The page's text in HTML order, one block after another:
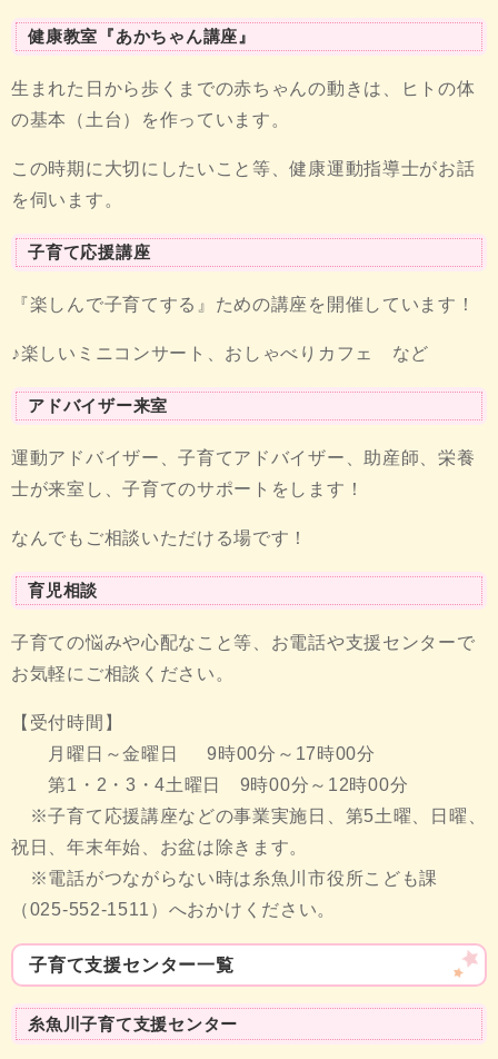
健康教室『あかちゃん講座』
生まれた日から歩くまでの赤ちゃんの動きは、ヒトの体
の基本（土台）を作っています。
この時期に大切にしたいこと等、健康運動指導士がお話
を伺います。
子育て応援講座
『楽しんで子育てする』ための講座を開催しています！
♪楽しいミニコンサート、おしゃべりカフェ など
アドバイザー来室
運動アドバイザー、子育てアドバイザー、助産師、栄養
士が来室し、子育てのサポートをします！
なんでもご相談いただける場です！
育児相談
子育ての悩みや心配なこと等、お電話や支援センターで
お気軽にご相談ください。
【受付時間】
月曜日～金曜日 9時00分～17時00分
第1・2・3・4土曜日 9時00分～12時00分
※子育て応援講座などの事業実施日、第5土曜、日曜、
祝日、年末年始、お盆は除きます。
※電話がつながらない時は糸魚川市役所こども課
（025-552-1511）へおかけください。
子育て支援センター一覧
糸魚川子育て支援センター